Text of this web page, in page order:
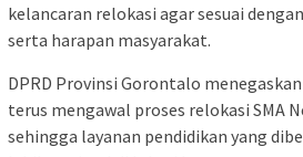
kelancaran relokasi agar sesuai
serta harapan masyarakat.
DPRD Provinsi Gorontalo
terus mengawal proses relokasi SMA
sehingga layanan pendidikan yang